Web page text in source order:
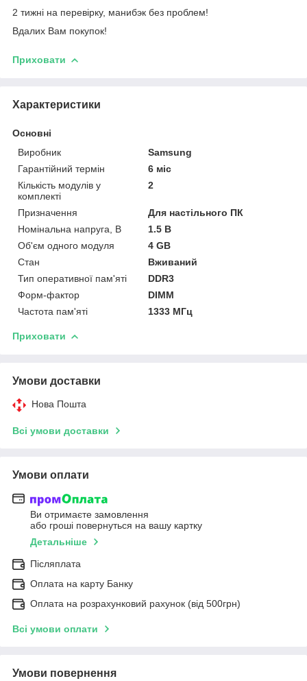
2 тижні на перевірку, манибэк без проблем!
Вдалих Вам покупок!
Приховати
Характеристики
Основні
Виробник
Samsung
Гарантійний термін
6 міс
Кількість модулів у
комплекті
2
Призначення
Для настільного ПК
Номінальна напруга, В
1.5 В
Об'єм одного модуля
4 GB
Стан
Вживаний
Тип оперативної пам'яті
DDR3
Форм-фактор
DIMM
Частота пам'яті
1333 МГц
Приховати
Умови доставки
Нова Пошта
Всі умови доставки
Умови оплати
Ви отримаєте замовлення
або гроші повернуться на вашу картку
Детальніше
Післяплата
Оплата на карту Банку
Оплата на розрахунковий рахунок (від 500грн)
Всі умови оплати
Умови повернення